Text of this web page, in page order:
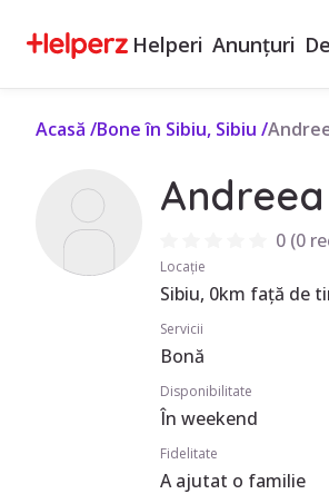
Helperi Anunțuri
Acasă /Bone în Sibiu, Sibiu /
0(0
Locație
Sibiu, 0km față de
Servicii
Bonă
Disponibilitate
În weekend
Fidelitate
A ajutat o familie